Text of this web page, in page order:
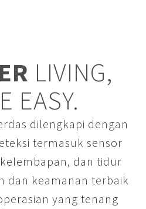
LIVING,
EASY.
dilengkapi dengan
termasuk sensor
dan tidur
dan keamanan terbaik
yang tenang